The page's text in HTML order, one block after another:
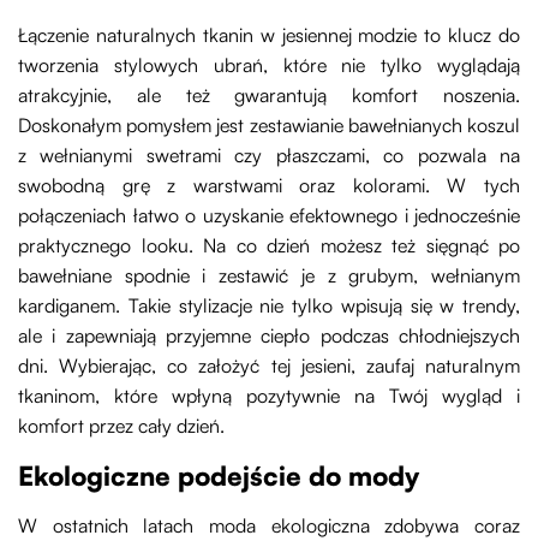
Łączenie naturalnych tkanin w jesiennej modzie to klucz do
tworzenia stylowych ubrań, które nie tylko wyglądają
atrakcyjnie, ale też gwarantują komfort noszenia.
Doskonałym pomysłem jest zestawianie bawełnianych koszul
z wełnianymi swetrami czy płaszczami, co pozwala na
swobodną grę z warstwami oraz kolorami. W tych
połączeniach łatwo o uzyskanie efektownego i jednocześnie
praktycznego looku. Na co dzień możesz też sięgnąć po
bawełniane spodnie i zestawić je z grubym, wełnianym
kardiganem. Takie stylizacje nie tylko wpisują się w trendy,
ale i zapewniają przyjemne ciepło podczas chłodniejszych
dni. Wybierając, co założyć tej jesieni, zaufaj naturalnym
tkaninom, które wpłyną pozytywnie na Twój wygląd i
komfort przez cały dzień.
Ekologiczne podejście do mody
W ostatnich latach moda ekologiczna zdobywa coraz